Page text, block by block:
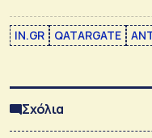
IN.GR QATARGATE
Σχόλια